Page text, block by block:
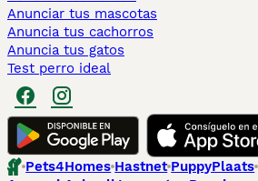
Anunciar tus mascotas
Anuncia tus cachorros
Anuncia tus gatos
Test perro ideal
Pets4Homes Hastnet PuppyPlaats